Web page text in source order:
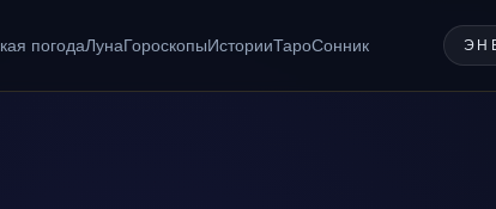
погодаЛунаГороскопыИсторииТароСонник